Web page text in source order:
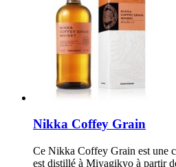
Nikka Coffey Grain
Ce Nikka Coffey Grain est une
est distillé à Miyagikyo à partir